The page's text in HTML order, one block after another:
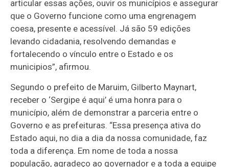
articular essas ações, ouvir os municípios e assegurar
que o Governo funcione como uma engrenagem
coesa, presente e acessível. Já são 59 edições
levando cidadania, resolvendo demandas e
fortalecendo o vínculo entre o Estado e os
municipios”, afirmou.
Segundo o prefeito de Maruim, Gilberto Maynart,
receber o ‘Sergipe é aqui’ é uma honra para o
município, além de demonstrar a parceria entre o
Governo e as prefeituras. “Essa presença ativa do
Estado aqui, no dia a dia da nossa comunidade, faz
toda a diferença. Em nome de toda a nossa
população, agradeço ao governador e a toda a equipe